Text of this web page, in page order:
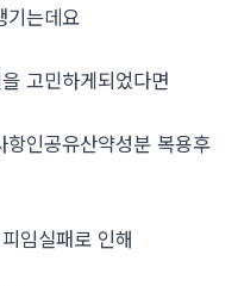
기는데요
을 고민하게되었다면
인공유산약성분 복용후
임실패로 인해